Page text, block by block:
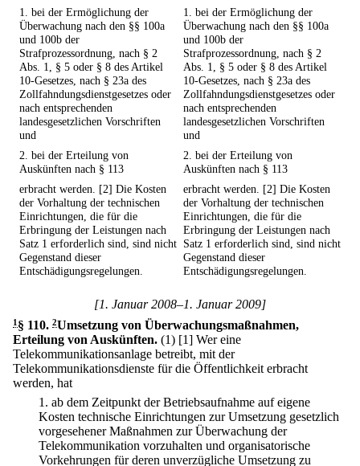
1. bei der Ermöglichung der
Überwachung nach den §§ 100a
und 100b der
Strafprozessordnung, nach § 2
Abs. 1, § 5 oder § 8 des Artikel
10-Gesetzes, nach § 23a des
Zollfahndungsdienstgesetzes oder
nach entsprechenden
landesgesetzlichen Vorschriften
und
1. bei der Ermöglichung der
Überwachung nach den §§ 100a
und 100b der
Strafprozessordnung, nach § 2
Abs. 1, § 5 oder § 8 des Artikel
10-Gesetzes, nach § 23a des
Zollfahndungsdienstgesetzes oder
nach entsprechenden
landesgesetzlichen Vorschriften
und
2. bei der Erteilung von
Auskünften nach § 113
2. bei der Erteilung von
Auskünften nach § 113
erbracht werden. [2] Die Kosten
der Vorhaltung der technischen
Einrichtungen, die für die
Erbringung der Leistungen nach
Satz 1 erforderlich sind, sind nicht
Gegenstand dieser
Entschädigungsregelungen.
erbracht werden. [2] Die Kosten
der Vorhaltung der technischen
Einrichtungen, die für die
Erbringung der Leistungen nach
Satz 1 erforderlich sind, sind nicht
Gegenstand dieser
Entschädigungsregelungen.
[1. Januar 2008–1. Januar 2009]
1§ 110. 2Umsetzung von Überwachungsmaßnahmen,
Erteilung von Auskünften. (1) [1] Wer eine
Telekommunikationsanlage betreibt, mit der
Telekommunikationsdienste für die Öffentlichkeit erbracht
werden, hat
1. ab dem Zeitpunkt der Betriebsaufnahme auf eigene
Kosten technische Einrichtungen zur Umsetzung gesetzlich
vorgesehener Maßnahmen zur Überwachung der
Telekommunikation vorzuhalten und organisatorische
Vorkehrungen für deren unverzügliche Umsetzung zu